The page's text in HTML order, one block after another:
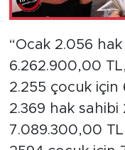
“Ocak 2.056
6.262.900,00
2.255 çocuk için
2.369 hak sahibi
7.089.300,00